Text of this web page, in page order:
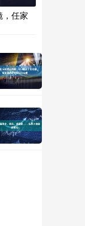
，任家